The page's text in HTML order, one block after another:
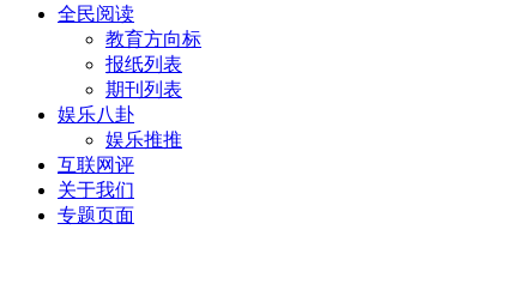
全民阅读
教育方向标
报纸列表
期刊列表
娱乐八卦
娱乐推推
互联网评
关于我们
专题页面